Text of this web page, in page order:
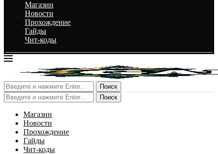
Магазин
Новости
Прохождение
Гайды
Чит-коды
Поиск
Поиск
Магазин
Новости
Прохождение
Гайды
Чит-коды